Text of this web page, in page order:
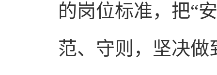
的岗位标准，把“
范、守则，坚决